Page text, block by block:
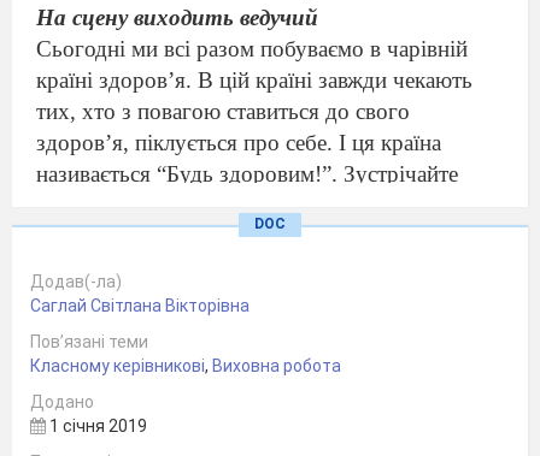
На сцену виходить ведучий
Сьогодні ми всі разом побуваємо в чарівній
країні здоров’я. В цій країні завжди чекають
тих, хто з повагою ставиться до свого
здоров’я, піклується про себе. І ця країна
називається “Будь здоровим!”. Зустрічайте
Виходять два школярика ( бруднулі ) та дві
дівчинки
1 дівчинкаУ нас сьогодні ніби свято,
1 хлопчик Тепер на нас ви подивіться,
2 дівчинка
DOC
Додав(-ла)
Саглай Світлана Вікторівна
Пов’язані теми
Класному керівникові, Виховна робота
Додано
1 січня 2019